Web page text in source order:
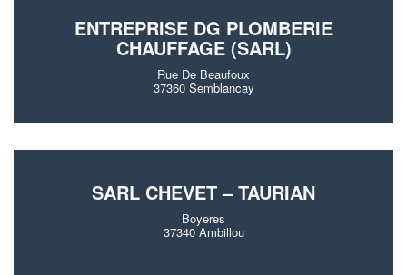
ENTREPRISE DG PLOMBERIE
CHAUFFAGE (SARL)
Rue De Beaufoux
37360 Semblancay
SARL CHEVET – TAURIAN
Boyeres
37340 Ambillou